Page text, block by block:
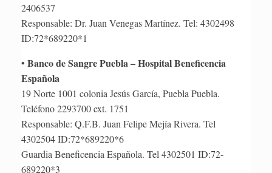
2406537
Responsable: Dr. Juan Venegas Martínez. Tel: 4302498
ID:72*689220*1
• Banco de Sangre Puebla – Hospital Beneficencia
Española
19 Norte 1001 colonia Jesús García, Puebla Puebla.
Teléfono 2293700 ext. 1751
Responsable: Q.F.B. Juan Felipe Mejía Rivera. Tel
4302504 ID:72*689220*6
Guardia Beneficencia Española. Tel 4302501 ID:72-
689220*3